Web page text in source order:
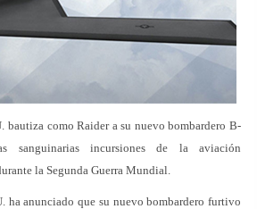
bautiza como Raider a su nuevo bombardero B-
sanguinarias incursiones de la aviación
la Segunda Guerra Mundial.
ha anunciado que su nuevo bombardero furtivo